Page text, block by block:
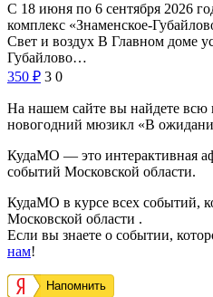
С 18 июня по 6 сентября 2026
комплекс «Знаменское-
Свет и воздух В Главном доме
Губайлово…
350 ₽ 3 0
На нашем сайте вы найдете
новогодний мюзикл «В
КудаМО — это интерактивная
событий Московской области.
КудаМО в курсе всех событий,
Московской области .
Если вы знаете о событии,
нам!
Напомнить